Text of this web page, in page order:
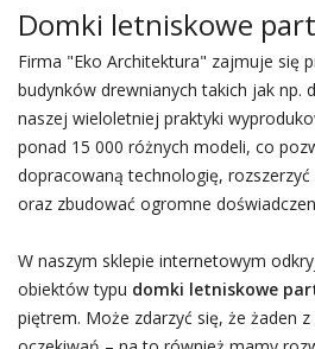
Domki letniskowe
Firma "Eko Architektura" zajmuje się
budynków drewnianych takich jak np.
naszej wieloletniej praktyki
ponad 15 000 różnych modeli, co
dopracowaną technologię,
oraz zbudować ogromne
W naszym sklepie internetowym
obiektów typu domki letniskowe
piętrem. Może zdarzyć się, że żaden z